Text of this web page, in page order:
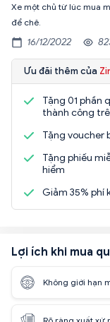
Xe một chủ từ lúc mua
để chê.
16/12/2022
Ưu đãi thêm của
Tặng 01 phần
thành công
Tặng voucher
Tặng phiếu
hiểm
Giảm 35% phí
Lợi ích khi mua
Không giới hạn